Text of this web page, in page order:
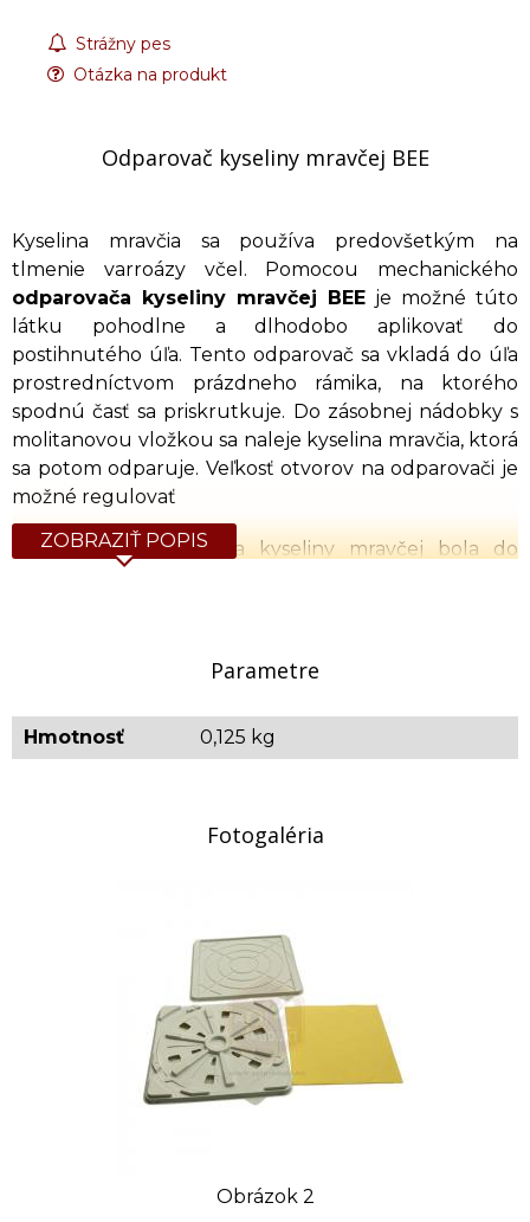
Strážny pes
Otázka na produkt
Odparovač kyseliny mravčej BEE
Kyselina mravčia sa používa predovšetkým na
tlmenie varroázy včel. Pomocou mechanického
odparovača kyseliny mravčej BEE je možné túto
látku pohodlne a dlhodobo aplikovať do
postihnutého úľa. Tento odparovač sa vkladá do úľa
prostredníctvom prázdneho rámika, na ktorého
spodnú časť sa priskrutkuje. Do zásobnej nádobky s
molitanovou vložkou sa naleje kyselina mravčia, ktorá
sa potom odparuje. Veľkosť otvorov na odparovači je
možné regulovať
S pomocou dávkovača kyseliny mravčej bola do
hubenie roztočov v priemere 89% v lete a 96% na
zaviečkovanom plode.
Produkt priamo od výrobcu.
ZOBRAZIŤ POPIS
Parametre
Hmotnosť 0,125 kg
Fotogaléria
Obrázok 2